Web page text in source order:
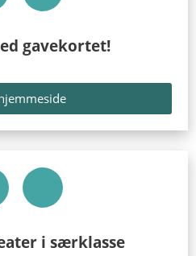
gavekortet!
i særklasse